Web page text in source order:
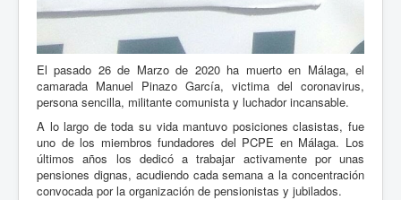
El pasado 26 de Marzo de 2020 ha muerto en Málaga, el
camarada Manuel Pinazo García, victima del coronavirus,
persona sencilla, militante comunista y luchador incansable.
A lo largo de toda su vida mantuvo posiciones clasistas, fue
uno de los miembros fundadores del PCPE en Málaga. Los
últimos años los dedicó a trabajar activamente por unas
pensiones dignas, acudiendo cada semana a la concentración
convocada por la organización de pensionistas y jubilados.